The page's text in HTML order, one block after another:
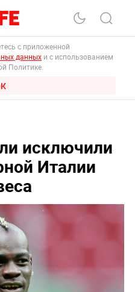
с приложенной
данных и с использованием
Политике.
исключили
Италии